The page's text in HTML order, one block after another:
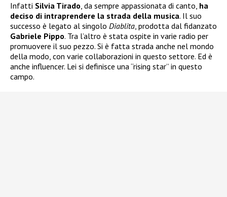
Infatti Silvia Tirado, da sempre appassionata di canto, ha
deciso di intraprendere la strada della musica. Il suo
successo è legato al singolo Diablita, prodotta dal fidanzato
Gabriele Pippo. Tra l’altro è stata ospite in varie radio per
promuovere il suo pezzo. Si è fatta strada anche nel mondo
della modo, con varie collaborazioni in questo settore. Ed è
anche influencer. Lei si definisce una “rising star” in questo
campo.